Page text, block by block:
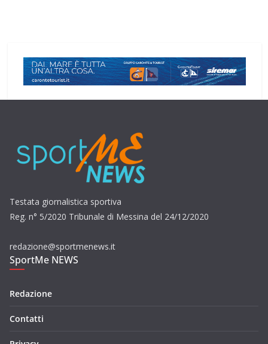
Testata giornalistica sportiva
Reg. n° 5/2020 Tribunale di Messina del 24/12/2020
redazione@sportmenews.it
SportMe NEWS
Redazione
Contatti